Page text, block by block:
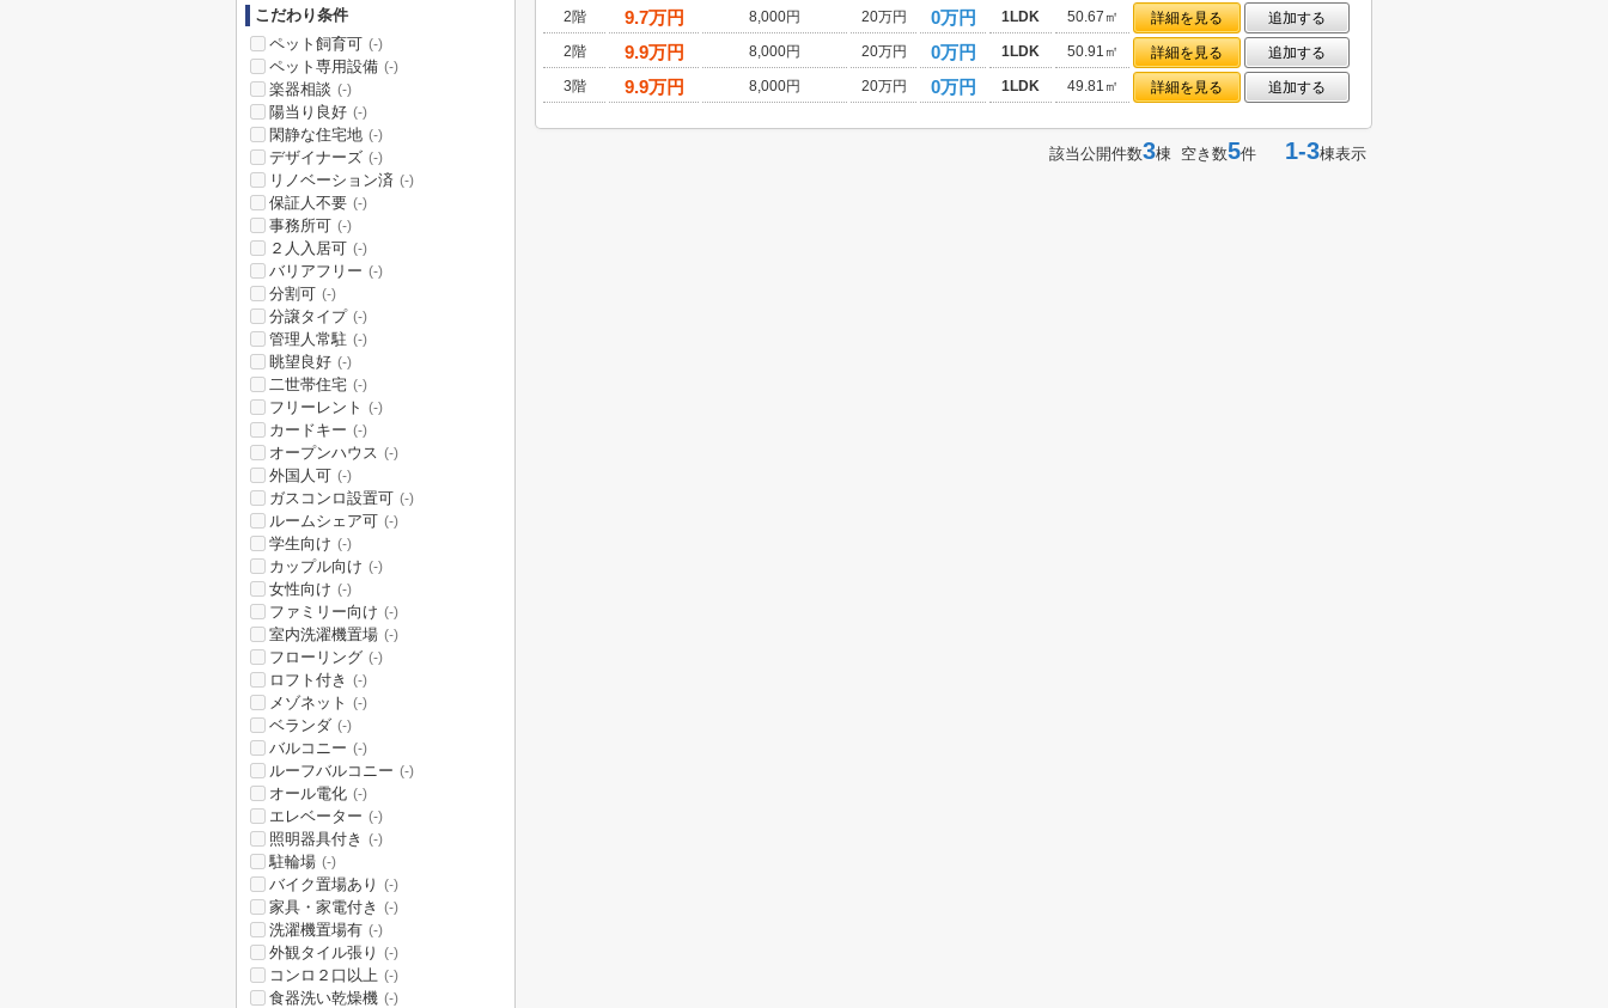
2階
9.7万円 8,000円 20万円 0万円 1LDK 50.67㎡ 詳細を見る
追加する
2階
9.9万円 8,000円 20万円 0万円 1LDK 50.91㎡ 詳細を見る
追加する
3階
9.9万円 8,000円 20万円 0万円 1LDK 49.81㎡ 詳細を見る 追加する
該当公開件数3棟 空き数5件 1-3棟表示
こだわり条件
ペット飼育可 (-)
ペット専用設備 (-)
楽器相談 (-)
陽当り良好 (-)
閑静な住宅地 (-)
デザイナーズ (-)
リノベーション済 (-)
保証人不要 (-)
事務所可 (-)
２人入居可 (-)
バリアフリー (-)
分割可 (-)
分譲タイプ (-)
管理人常駐 (-)
眺望良好 (-)
二世帯住宅 (-)
フリーレント (-)
カードキー (-)
オープンハウス (-)
外国人可 (-)
ガスコンロ設置可 (-)
ルームシェア可 (-)
学生向け (-)
カップル向け (-)
女性向け (-)
ファミリー向け (-)
室内洗濯機置場 (-)
フローリング (-)
ロフト付き (-)
メゾネット (-)
ベランダ (-)
バルコニー (-)
ルーフバルコニー (-)
オール電化 (-)
エレベーター (-)
照明器具付き (-)
駐輪場 (-)
バイク置場あり (-)
家具・家電付き (-)
洗濯機置場有 (-)
外観タイル張り (-)
コンロ２口以上 (-)
食器洗い乾燥機 (-)